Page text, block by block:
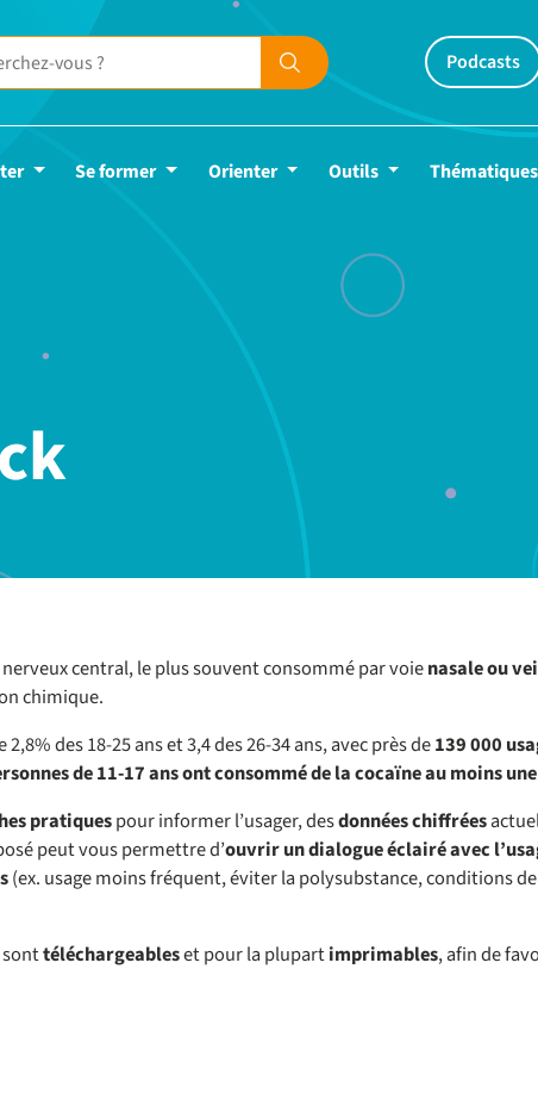
Podcasts
Se former Orienter Outils Thématiques
central, le plus souvent consommé par voienasale ou
chimique.
des 18-25 ans et 3,4 des 26-34 ans, avec près de139 000
de 11-17 ans ont consommé de la cocaïne au moins
pratiquespour informer l’usager, desdonnées chiffrées
peut vous permettre d’ouvrir un dialogue éclairé avec
(ex. usage moins fréquent, éviter la polysubstance, conditions
téléchargeableset pour la plupartimprimables, afin de